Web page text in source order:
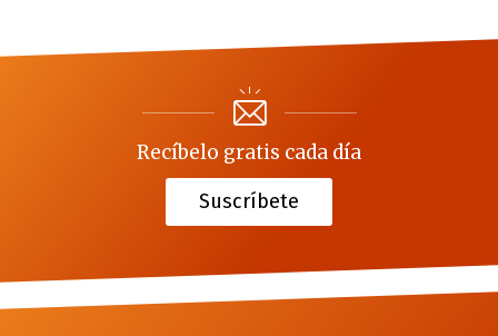
Recíbelo gratis cada día
Suscríbete